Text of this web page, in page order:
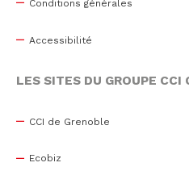
Conditions générales
Accessibilité
LES SITES DU GROUPE CCI
CCI de Grenoble
Ecobiz